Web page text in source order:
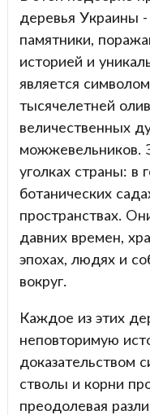
деревья Украины
памятники,
историей и
является
тысячелетней
величественных
можжевельников.
уголках страны: в
ботанических
пространствах.
давних времен,
эпохах, людях и
вокруг.
Каждое из этих
неповторимую
доказательством
стволы и корни
преодолевая